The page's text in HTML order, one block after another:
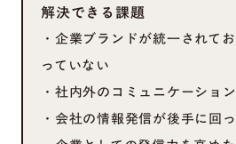
解決できる課題
・企業ブランドが統一されて
っていない
・社内外のコミュニケーショ
・会社の情報発信が後手に回